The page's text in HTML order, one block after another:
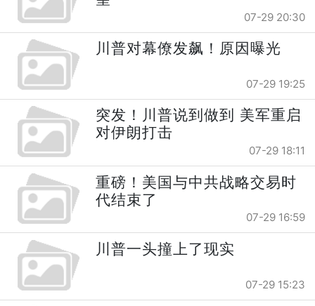
07-29 20:30
川普对幕僚发飙！原因曝光
07-29 19:25
突发！川普说到做到 美军重启
对伊朗打击
07-29 18:11
重磅！美国与中共战略交易时
代结束了
07-29 16:59
川普一头撞上了现实
07-29 15:23